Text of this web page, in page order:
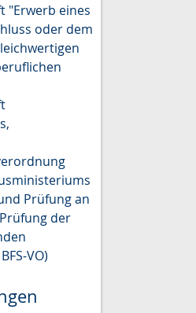
"Erwerb eines
oder dem
Prüfung an
der
VO)